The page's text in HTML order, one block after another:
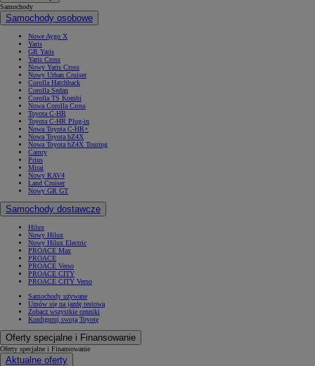
Samochody
Samochody osobowe
Nowe Aygo X
Yaris
GR Yaris
Yaris Cross
Nowy Yaris Cross
Nowy Urban Cruiser
Corolla Hatchback
Corolla Sedan
Corolla TS Kombi
Nowa Corolla Cross
Toyota C-HR
Toyota C-HR Plug-in
Nowa Toyota C-HR+
Nowa Toyota bZ4X
Nowa Toyota bZ4X Touring
Camry
Prius
Mirai
Nowy RAV4
Land Cruiser
Nowy GR GT
Samochody dostawcze
Hilux
Nowy Hilux
Nowy Hilux Electric
PROACE Max
PROACE
PROACE Verso
PROACE CITY
PROACE CITY Verso
Samochody używane
Umów się na jazdę testową
Zobacz wszystkie cenniki
Konfiguruj swoją Toyotę
Oferty specjalne i Finansowanie
Oferty specjalne i Finansowanie
Aktualne oferty